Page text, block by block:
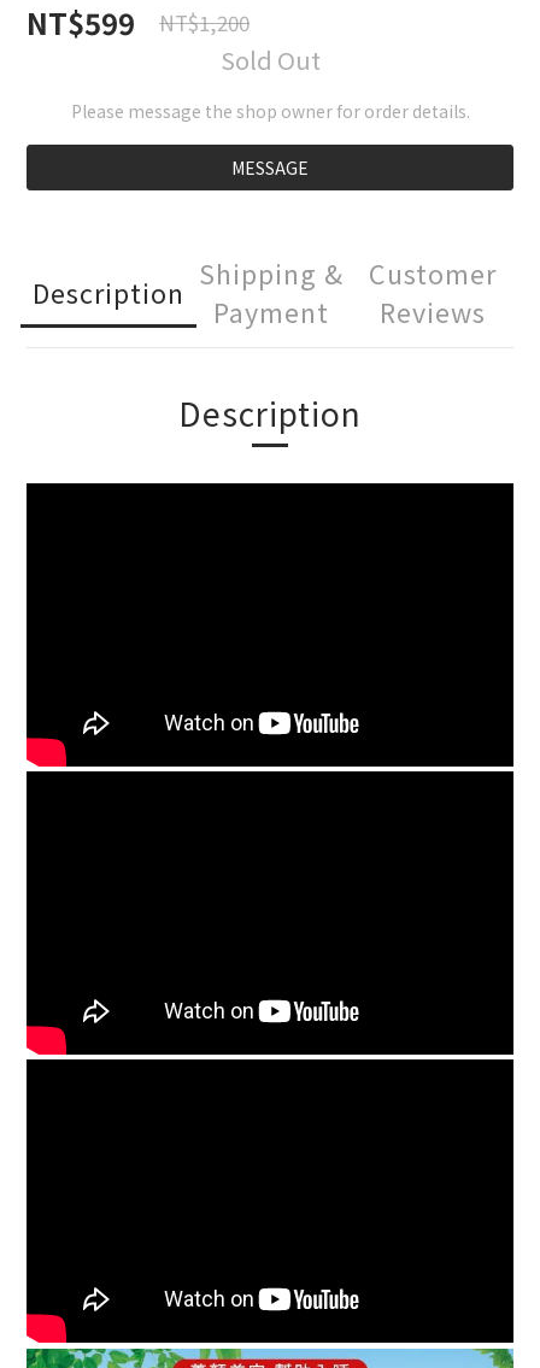
NT$599 NT$1,200
Sold Out
Please message the shop owner for order details.
MESSAGE
Description
Shipping &
Payment
Customer
Reviews
Description